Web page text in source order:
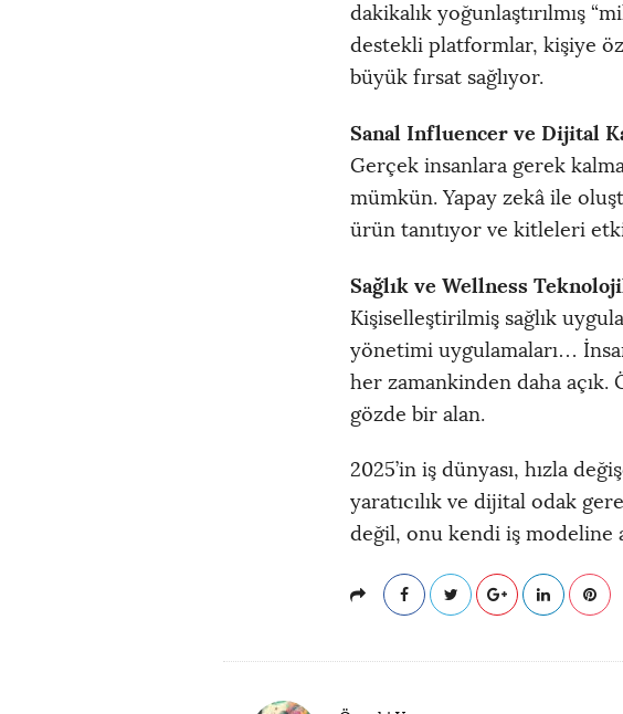
dakikalık yoğunlaştırılmış
destekli platformlar, kişiye
büyük fırsat sağlıyor.
Sanal Influencer ve Dijital
Gerçek insanlara gerek
mümkün. Yapay zekâ ile
ürün tanıtıyor ve kitleleri
Sağlık ve Wellness
Kişiselleştirilmiş sağlık
yönetimi uygulamaları…
her zamankinden daha
gözde bir alan.
2025’in iş dünyası, hızla
yaratıcılık ve dijital odak
değil, onu kendi iş modeline